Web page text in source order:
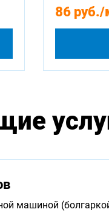
86 руб./
машиной